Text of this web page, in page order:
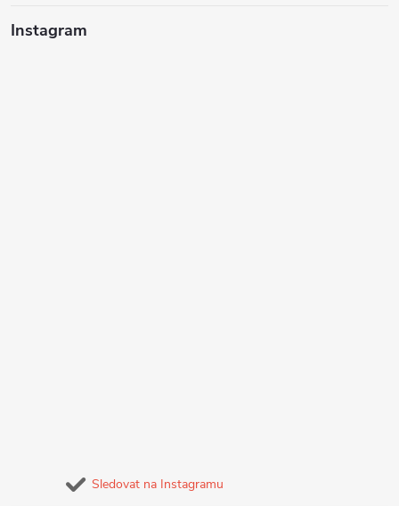
Instagram
Sledovat na Instagramu